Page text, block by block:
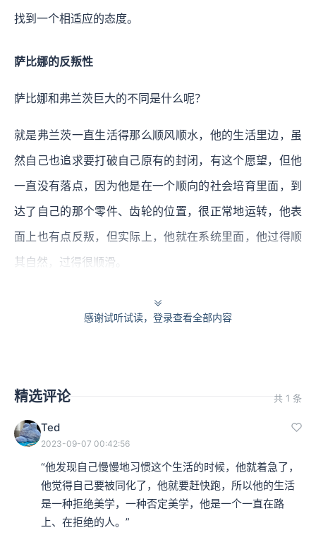
找到一个相适应的态度。
萨比娜的反叛性
萨比娜和弗兰茨巨大的不同是什么呢？
就是弗兰茨一直生活得那么顺风顺水，他的生活里边，虽
然自己也追求要打破自己原有的封闭，有这个愿望，但他
一直没有落点，因为他是在一个顺向的社会培育里面，到
达了自己的那个零件、齿轮的位置，很正常地运转，他表
面上也有点反叛，但实际上，他就在系统里面，他过得顺
其自然，过得很顺滑。
而萨比娜她最大的特点是什么呢？反叛。她不是忠诚于这
个机器，而是背叛它。
觉得很宽慰，因为可以脱离家庭的控制。她小时候才14岁
她关了一年，不让她单独出去跑，有一次父亲拿出一些毕
加索画的复制品给萨比娜看，他会嘲笑那些画。
本集编辑：骤雨
感谢试听试读，登录查看全部内容
精选评论 共 1 条
Ted
2023-09-07 00:42:56
“他发现自己慢慢地习惯这个生活的时候，他就着急了，
他觉得自己要被同化了，他就要赶快跑，所以他的生活
是一种拒绝美学，一种否定美学，他是一个一直在路
上、在拒绝的人。”